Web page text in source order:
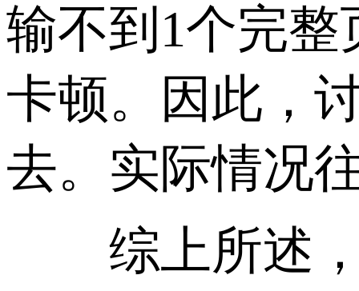
输不到1个完整
卡顿。因此，
去。实际情况
综上所述，